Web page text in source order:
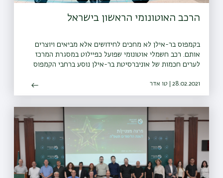
הרכב האוטונומי הראשון בישראל
בקמפוס בר-אילן לא מחכים לחידושים אלא מביאים ויוצרים
אותם. רכב חשמלי אוטונומי שפועל כפיילוט במסגרת המרכז
לערים חכמות של אוניברסיטת בר-אילן נוסע ברחבי הקמפוס
28.02.2021 | טו אדר